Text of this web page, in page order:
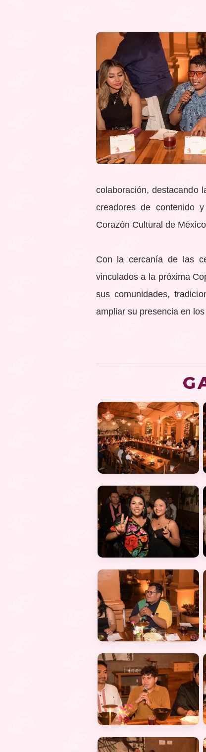
colaboración, destacando
creadores de contenido
Corazón Cultural de
Con la cercanía de las
vinculados a la próxima
sus comunidades,
ampliar su presencia en